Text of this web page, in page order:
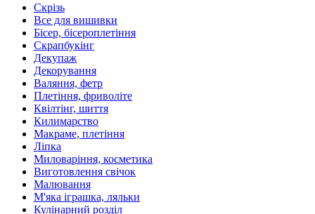
Скрізь
Все для вишивки
Бісер, бісероплетіння
Скрапбукінг
Декупаж
Декорування
Валяння, фетр
Плетіння, фриволіте
Квілтінг, шиття
Килимарство
Макраме, плетіння
Ліпка
Миловаріння, косметика
Виготовлення свічок
Малювання
М'яка іграшка, ляльки
Кулінарний розділ